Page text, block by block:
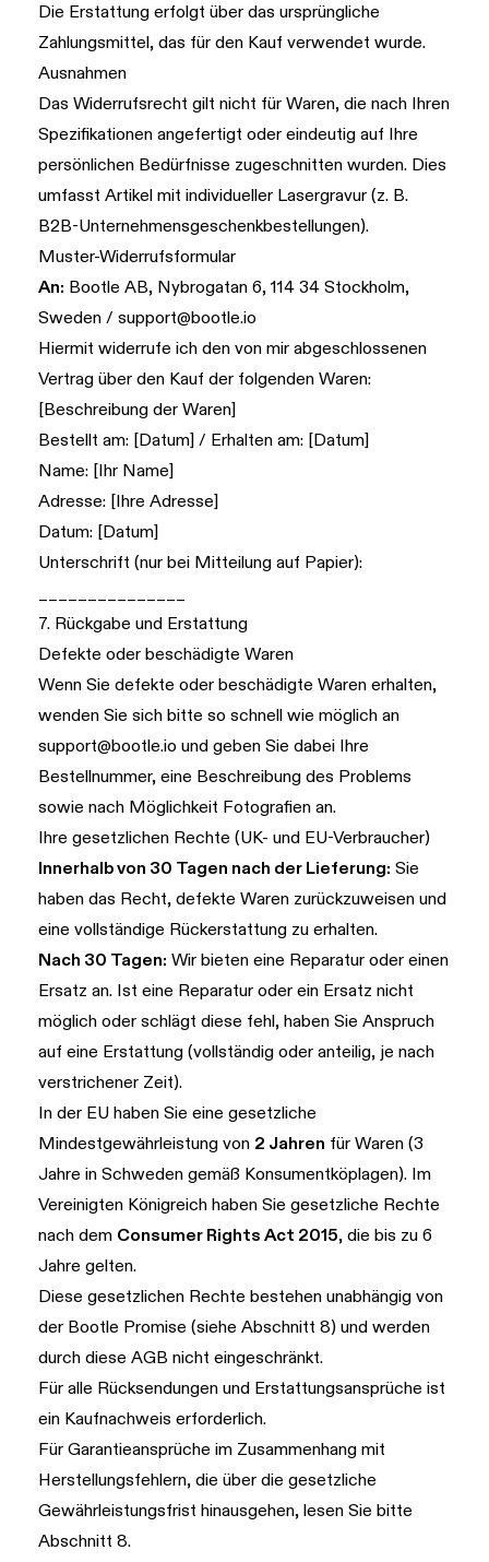
Die Erstattung erfolgt über das ursprüngliche
Zahlungsmittel, das für den Kauf verwendet wurde.
Ausnahmen
Das Widerrufsrecht gilt nicht für Waren, die nach Ihren
Spezifikationen angefertigt oder eindeutig auf Ihre
persönlichen Bedürfnisse zugeschnitten wurden. Dies
umfasst Artikel mit individueller Lasergravur (z. B.
B2B-Unternehmensgeschenkbestellungen).
Muster-Widerrufsformular
An: Bootle AB, Nybrogatan 6, 114 34 Stockholm,
Sweden /support@bootle.io
Hiermit widerrufe ich den von mir abgeschlossenen
Vertrag über den Kauf der folgenden Waren:
[Beschreibung der Waren]
Bestellt am: [Datum] / Erhalten am: [Datum]
Name: [Ihr Name]
Adresse: [Ihre Adresse]
Datum: [Datum]
Unterschrift (nur bei Mitteilung auf Papier):
7. Rückgabe und Erstattung
Defekte oder beschädigte Waren
Wenn Sie defekte oder beschädigte Waren erhalten,
wenden Sie sich bitte so schnell wie möglich an
support@bootle.io und geben Sie dabei Ihre
Bestellnummer, eine Beschreibung des Problems
sowie nach Möglichkeit Fotografien an.
Ihre gesetzlichen Rechte (UK- und EU-Verbraucher)
Innerhalb von 30 Tagen nach der Lieferung: Sie
haben das Recht, defekte Waren zurückzuweisen und
eine vollständige Rückerstattung zu erhalten.
Nach 30 Tagen: Wir bieten eine Reparatur oder einen
Ersatz an. Ist eine Reparatur oder ein Ersatz nicht
möglich oder schlägt diese fehl, haben Sie Anspruch
auf eine Erstattung (vollständig oder anteilig, je nach
verstrichener Zeit).
In der EU haben Sie eine gesetzliche
Mindestgewährleistung von 2 Jahren für Waren (3
Jahre in Schweden gemäß Konsumentköplagen). Im
Vereinigten Königreich haben Sie gesetzliche Rechte
nach dem Consumer Rights Act 2015, die bis zu 6
Jahre gelten.
Diese gesetzlichen Rechte bestehen unabhängig von
der Bootle Promise (sieheAbschnitt 8) und werden
durch diese AGB nicht eingeschränkt.
Für alle Rücksendungen und Erstattungsansprüche ist
ein Kaufnachweis erforderlich.
Für Garantieansprüche im Zusammenhang mit
Herstellungsfehlern, die über die gesetzliche
Gewährleistungsfrist hinausgehen, lesen Sie bitte
Abschnitt 8.